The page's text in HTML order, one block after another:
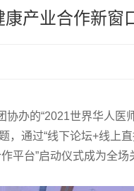
产业合作新窗
办的“2021世界华人医
，通过“线下论坛+线上
平台”启动仪式成为全场